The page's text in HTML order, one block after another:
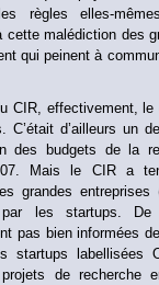
règles elles-
cette malédiction des
qui peinent à
CIR, effectivement, le
C’était d’ailleurs un
des budgets de la
Mais le CIR a
grandes
par les startups.
pas bien informées
startups labellisées
de recherche